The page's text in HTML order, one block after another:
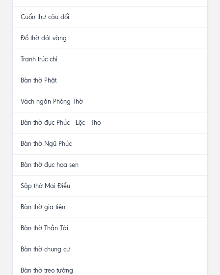
Cuốn thư câu đối
Đồ thờ dát vàng
Tranh trúc chỉ
Bàn thờ Phật
Vách ngăn Phòng Thờ
Bàn thờ đục Phúc - Lộc - Thọ
Bàn thờ Ngũ Phúc
Bàn thờ đục hoa sen
Sập thờ Mai Điểu
Bàn thờ gia tiên
Bàn thờ Thần Tài
Bàn thờ chung cư
Bàn thờ treo tường